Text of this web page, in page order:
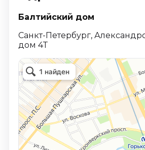
Балтийский дом
Санкт-Петербург,
дом 4Т